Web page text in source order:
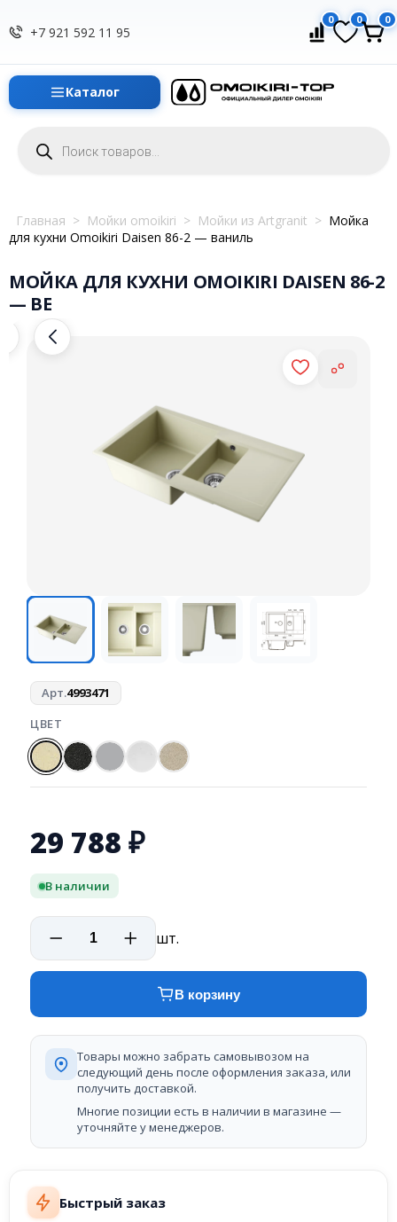
+7 921 592 11 95
0 0 0
Каталог
товаров
Главная > Мойки omoikiri > Мойки из Artgranit > Мойка
для кухни Omoikiri Daisen 86-2 — ваниль
МОЙКА ДЛЯ КУХНИ OMOIKIRI DAISEN 86-2
— BE
Быстрый заказ
Арт.4993471
ЦВЕТ
29 788 ₽
В наличии
шт.
В корзину
Товары можно забрать самовывозом на
следующий день после оформления заказа, или
получить доставкой.
Многие позиции есть в наличии в магазине —
уточняйте у менеджеров.